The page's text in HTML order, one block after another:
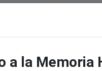
a la Memoria